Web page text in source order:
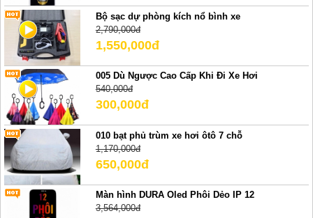
Bộ sạc dự phòng kích nổ bình xe
2,790,000đ
1,550,000đ
005 Dù Ngược Cao Cấp Khi Đi Xe Hơi
540,000đ
300,000đ
010 bạt phủ trùm xe hơi ôtô 7 chỗ
1,170,000đ
650,000đ
Màn hình DURA Oled Phôi Dẻo IP 12
3,564,000đ